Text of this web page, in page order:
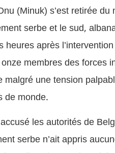
(Minuk) s’est retirée du
serbe et le sud,
après
membres des forces
une tension
de monde.
les autorités de
serbe n’ait appris